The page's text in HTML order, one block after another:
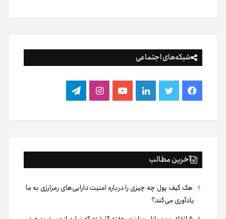
شبکه‌های اجتماعی
فیس
بوک
توییتر لینکدینیوتیوباینستاگرام
تلگرام
آخرین مطالب
هک کیف پول چه چیزی را درباره امنیت دارایی‌های رمزارزی به ما
یادآوری می‌کند؟